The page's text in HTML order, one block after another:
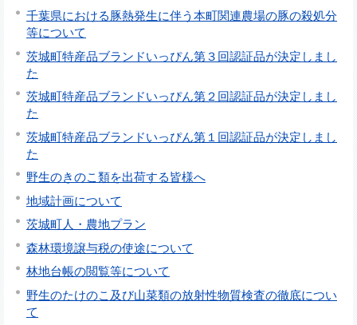
千葉県における豚熱発生に伴う本町関連農場の豚の殺処分
等について
茨城町特産品ブランドいっぴん第３回認証品が決定しまし
た
茨城町特産品ブランドいっぴん第２回認証品が決定しまし
た
茨城町特産品ブランドいっぴん第１回認証品が決定しまし
た
野生のきのこ類を出荷する皆様へ
地域計画について
茨城町人・農地プラン
森林環境譲与税の使途について
林地台帳の閲覧等について
野生のたけのこ及び山菜類の放射性物質検査の徹底につい
て